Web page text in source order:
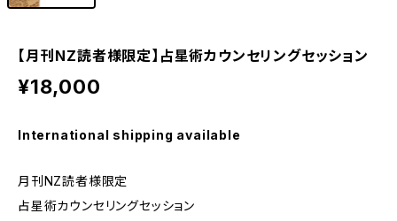
【月刊NZ読者様限定】占星術カウンセリングセッション
¥18,000
International shipping available
月刊NZ読者様限定
占星術カウンセリングセッション